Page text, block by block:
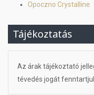
Opoczno Crystalline
Tájékoztatás
Az árak tájékoztató
tévedés jogát